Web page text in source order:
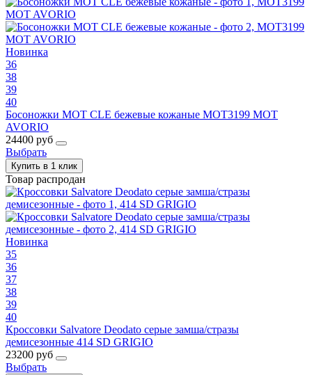
Новинка
36
38
39
40
Босоножки MOT CLE бежевые кожаные MOT3199 MOT
AVORIO
24400 руб
Выбрать
Купить в 1 клик
Товар распродан
Новинка
35
36
37
38
39
40
Кроссовки Salvatore Deodato серые замша/стразы
демисезонные 414 SD GRIGIO
23200 руб
Выбрать